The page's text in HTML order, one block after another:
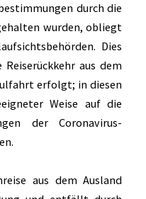
durch die
wurden, obliegt
Dies
aus dem
erfolgt; in diesen
Weise auf die
der Coronavirus-
aus dem Ausland